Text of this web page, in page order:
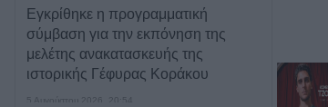
Εγκρίθηκε η προγραμματική
σύμβαση για την εκπόνηση της
μελέτης ανακατασκευής της
ιστορικής Γέφυρας Κοράκου
5 Αυγούστου 2026, 20:54